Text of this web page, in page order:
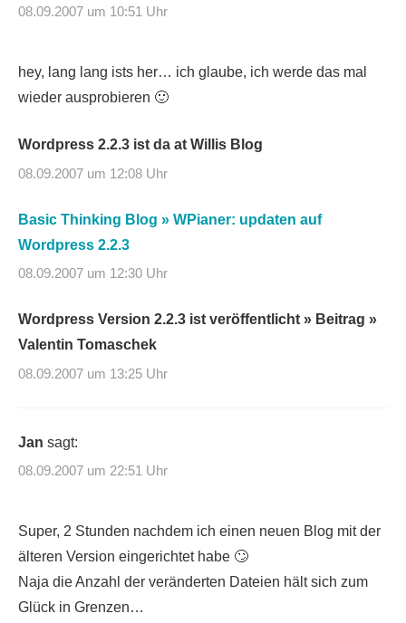
08.09.2007 um 10:51 Uhr
hey, lang lang ists her… ich glaube, ich werde das mal
wieder ausprobieren 🙂
Wordpress 2.2.3 ist da at Willis Blog
08.09.2007 um 12:08 Uhr
Basic Thinking Blog » WPianer: updaten auf
Wordpress 2.2.3
08.09.2007 um 12:30 Uhr
Wordpress Version 2.2.3 ist veröffentlicht » Beitrag »
Valentin Tomaschek
08.09.2007 um 13:25 Uhr
Jan sagt:
08.09.2007 um 22:51 Uhr
Super, 2 Stunden nachdem ich einen neuen Blog mit der
älteren Version eingerichtet habe 🙄
Naja die Anzahl der veränderten Dateien hält sich zum
Glück in Grenzen…